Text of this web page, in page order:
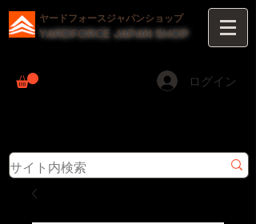
ヤードフォースジャパンショップ
YARDFORCE JAPAN SHOP
ログイン